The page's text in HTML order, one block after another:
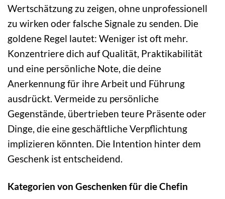
Wertschätzung zu zeigen, ohne unprofessionell
zu wirken oder falsche Signale zu senden. Die
goldene Regel lautet: Weniger ist oft mehr.
Konzentriere dich auf Qualität, Praktikabilität
und eine persönliche Note, die deine
Anerkennung für ihre Arbeit und Führung
ausdrückt. Vermeide zu persönliche
Gegenstände, übertrieben teure Präsente oder
Dinge, die eine geschäftliche Verpflichtung
implizieren könnten. Die Intention hinter dem
Geschenk ist entscheidend.
Kategorien von Geschenken für die Chefin